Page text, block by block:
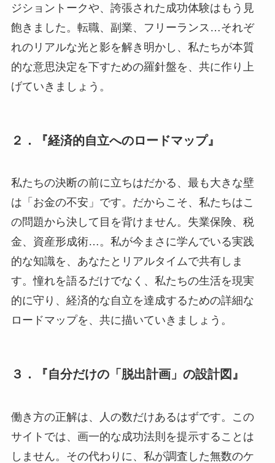
ジショントークや、誇張された成功体験はもう見
飽きました。転職、副業、フリーランス…それぞ
れのリアルな光と影を解き明かし、私たちが本質
的な意思決定を下すための羅針盤を、共に作り上
げていきましょう。
２．『経済的自立へのロードマップ』
私たちの決断の前に立ちはだかる、最も大きな壁
は「お金の不安」です。だからこそ、私たちはこ
の問題から決して目を背けません。失業保険、税
金、資産形成術…。私が今まさに学んでいる実践
的な知識を、あなたとリアルタイムで共有しま
す。憧れを語るだけでなく、私たちの生活を現実
的に守り、経済的な自立を達成するための詳細な
ロードマップを、共に描いていきましょう。
３．『自分だけの「脱出計画」の設計図』
働き方の正解は、人の数だけあるはずです。この
サイトでは、画一的な成功法則を提示することは
しません。その代わりに、私が調査した無数のケ